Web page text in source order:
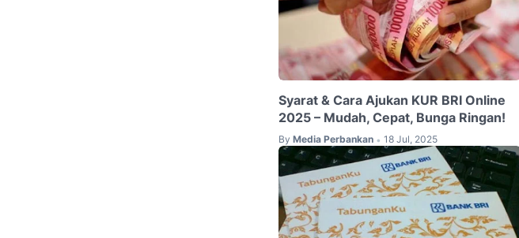
Syarat & Cara Ajukan KUR BRI Online
2025 – Mudah, Cepat, Bunga Ringan!
By Media Perbankan • 18 Jul, 2025